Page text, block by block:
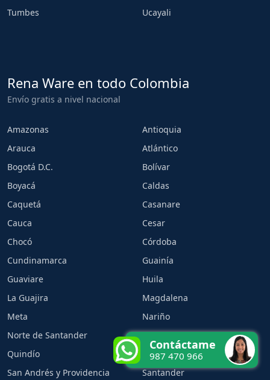
Tumbes
Ucayali
Rena Ware en todo Colombia
Envío gratis a nivel nacional
Amazonas
Antioquia
Arauca
Atlántico
Bogotá D.C.
Bolívar
Boyacá
Caldas
Caquetá
Casanare
Cauca
Cesar
Chocó
Córdoba
Cundinamarca
Guainía
Guaviare
Huila
La Guajira
Magdalena
Meta
Nariño
Norte de Santander
Putumayo
Quindío
Risaralda
San Andrés y Providencia
Santander
Contáctame
987 470 966